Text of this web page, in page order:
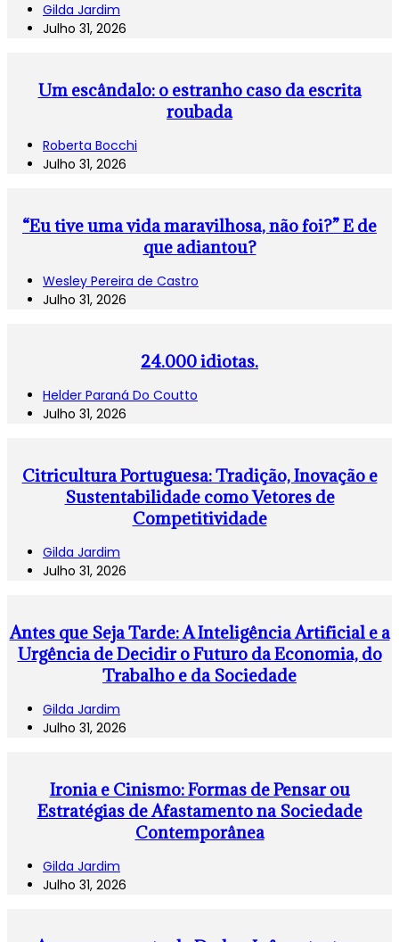
Gilda Jardim
Julho 31, 2026
Um escândalo: o estranho caso da escrita
roubada
Roberta Bocchi
Julho 31, 2026
“Eu tive uma vida maravilhosa, não foi?” E de
que adiantou?
Wesley Pereira de Castro
Julho 31, 2026
24.000 idiotas.
Helder Paraná Do Coutto
Julho 31, 2026
Citricultura Portuguesa: Tradição, Inovação e
Sustentabilidade como Vetores de
Competitividade
Gilda Jardim
Julho 31, 2026
Antes que Seja Tarde: A Inteligência Artificial e a
Urgência de Decidir o Futuro da Economia, do
Trabalho e da Sociedade
Gilda Jardim
Julho 31, 2026
Ironia e Cinismo: Formas de Pensar ou
Estratégias de Afastamento na Sociedade
Contemporânea
Gilda Jardim
Julho 31, 2026